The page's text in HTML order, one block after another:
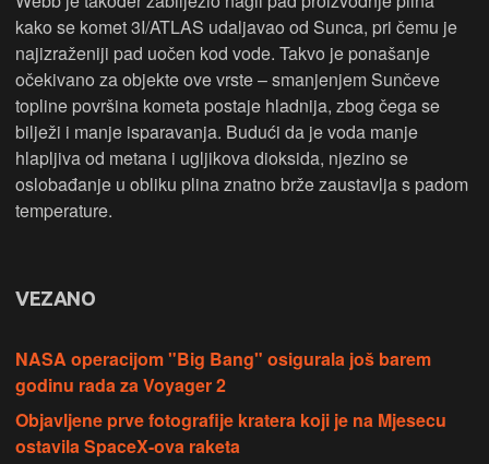
kako se komet 3I/ATLAS udaljavao od Sunca, pri čemu je
najizraženiji pad uočen kod vode. Takvo je ponašanje
očekivano za objekte ove vrste – smanjenjem Sunčeve
topline površina kometa postaje hladnija, zbog čega se
bilježi i manje isparavanja. Budući da je voda manje
hlapljiva od metana i ugljikova dioksida, njezino se
oslobađanje u obliku plina znatno brže zaustavlja s padom
temperature.
VEZANO
NASA operacijom "Big Bang" osigurala još barem
godinu rada za Voyager 2
Objavljene prve fotografije kratera koji je na Mjesecu
ostavila SpaceX-ova raketa